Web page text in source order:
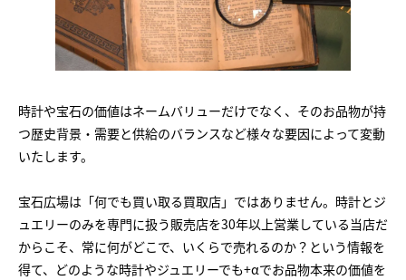
時計や宝石の価値はネームバリューだけでなく、そのお品物が持
つ歴史背景・需要と供給のバランスなど様々な要因によって変動
いたします。
宝石広場は「何でも買い取る買取店」ではありません。時計とジ
ュエリーのみを専門に扱う販売店を30年以上営業している当店だ
からこそ、常に何がどこで、いくらで売れるのか？という情報を
得て、どのような時計やジュエリーでも+αでお品物本来の価値を